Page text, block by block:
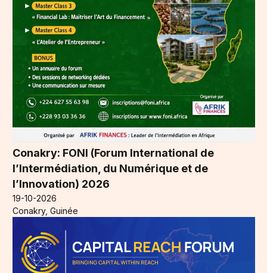
Conakry: FONI (Forum International de
l’Intermédiation, du Numérique et de
l’Innovation) 2026
19-10-2026
Conakry, Guinée